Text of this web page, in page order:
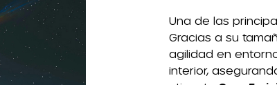
Una de las
Gracias a su
agilidad en
interior,